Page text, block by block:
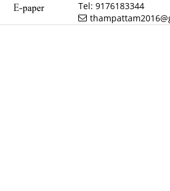
| பைனான்ஸ் | ரியல் எஸ்டேட்
E-paper Tel: 9176183344